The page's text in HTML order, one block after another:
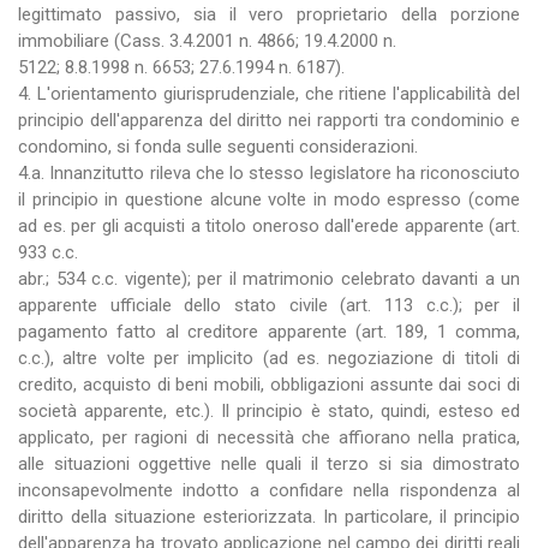
legittimato passivo, sia il vero proprietario della porzione
immobiliare (Cass. 3.4.2001 n. 4866; 19.4.2000 n.
5122; 8.8.1998 n. 6653; 27.6.1994 n. 6187).
4. L'orientamento giurisprudenziale, che ritiene l'applicabilità del
principio dell'apparenza del diritto nei rapporti tra condominio e
condomino, si fonda sulle seguenti considerazioni.
4.a. Innanzitutto rileva che lo stesso legislatore ha riconosciuto
il principio in questione alcune volte in modo espresso (come
ad es. per gli acquisti a titolo oneroso dall'erede apparente (art.
933 c.c.
abr.; 534 c.c. vigente); per il matrimonio celebrato davanti a un
apparente ufficiale dello stato civile (art. 113 c.c.); per il
pagamento fatto al creditore apparente (art. 189, 1 comma,
c.c.), altre volte per implicito (ad es. negoziazione di titoli di
credito, acquisto di beni mobili, obbligazioni assunte dai soci di
società apparente, etc.). Il principio è stato, quindi, esteso ed
applicato, per ragioni di necessità che affiorano nella pratica,
alle situazioni oggettive nelle quali il terzo si sia dimostrato
inconsapevolmente indotto a confidare nella rispondenza al
diritto della situazione esteriorizzata. In particolare, il principio
dell'apparenza ha trovato applicazione nel campo dei diritti reali